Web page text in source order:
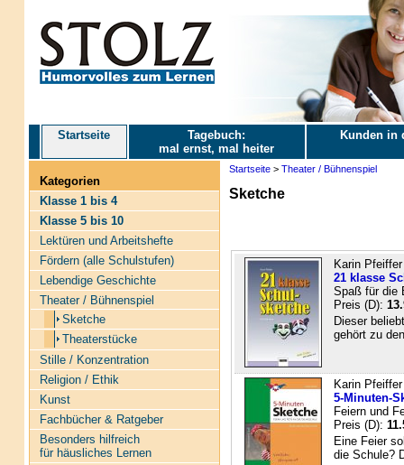
Startseite
Tagebuch:
mal ernst, mal heiter
Kunden in
Kategorien
Klasse 1 bis 4
Klasse 5 bis 10
Lektüren und Arbeitshefte
Fördern (alle Schulstufen)
Lebendige Geschichte
Theater / Bühnenspiel
Sketche
Theaterstücke
Stille / Konzentration
Religion / Ethik
Kunst
Fachbücher & Ratgeber
Besonders hilfreich
für häusliches Lernen
Startseite> Theater / Bühnenspiel
Sketche
Karin Pfeiffer
21 klasse
Spaß für die
Preis (D):
Dieser
gehört zu
Karin Pfeiffer
5-Minuten-
Feiern und
Preis (D):
Eine Feier
die Schule?